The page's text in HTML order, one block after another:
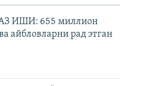
ИШИ: 655 миллион
айбловларни рад этган